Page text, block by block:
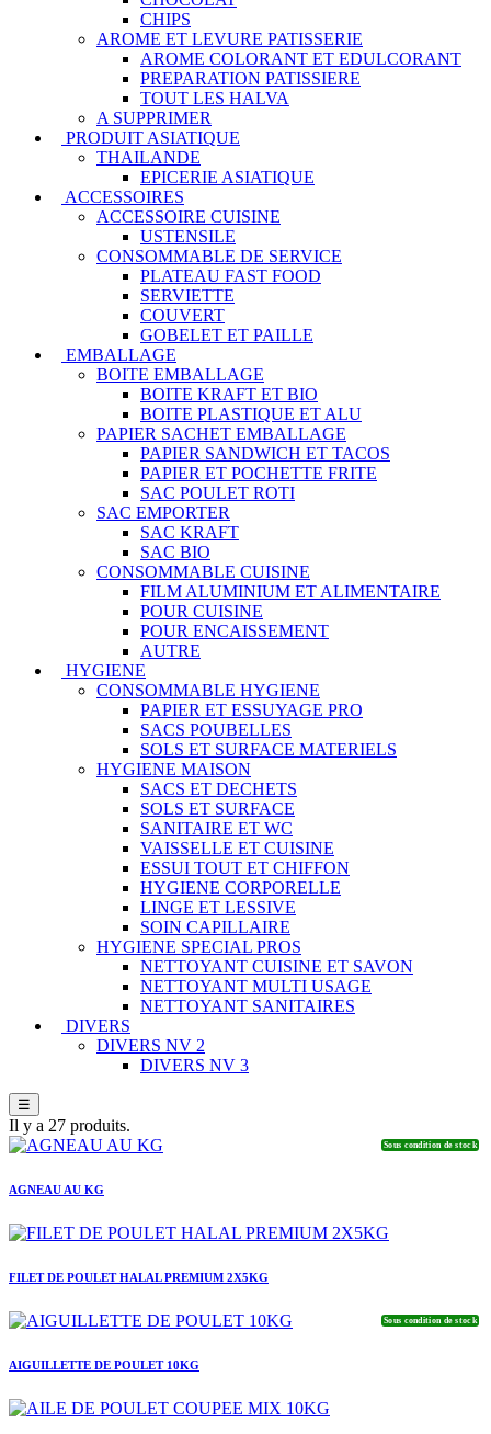
CHIPS
AROME ET LEVURE PATISSERIE
AROME COLORANT ET EDULCORANT
PREPARATION PATISSIERE
TOUT LES HALVA
A SUPPRIMER
PRODUIT ASIATIQUE
THAILANDE
EPICERIE ASIATIQUE
ACCESSOIRES
ACCESSOIRE CUISINE
USTENSILE
CONSOMMABLE DE SERVICE
PLATEAU FAST FOOD
SERVIETTE
COUVERT
GOBELET ET PAILLE
EMBALLAGE
BOITE EMBALLAGE
BOITE KRAFT ET BIO
BOITE PLASTIQUE ET ALU
PAPIER SACHET EMBALLAGE
PAPIER SANDWICH ET TACOS
PAPIER ET POCHETTE FRITE
SAC POULET ROTI
SAC EMPORTER
SAC KRAFT
SAC BIO
CONSOMMABLE CUISINE
FILM ALUMINIUM ET ALIMENTAIRE
POUR CUISINE
POUR ENCAISSEMENT
AUTRE
HYGIENE
CONSOMMABLE HYGIENE
PAPIER ET ESSUYAGE PRO
SACS POUBELLES
SOLS ET SURFACE MATERIELS
HYGIENE MAISON
SACS ET DECHETS
SOLS ET SURFACE
SANITAIRE ET WC
VAISSELLE ET CUISINE
ESSUI TOUT ET CHIFFON
HYGIENE CORPORELLE
LINGE ET LESSIVE
SOIN CAPILLAIRE
HYGIENE SPECIAL PROS
NETTOYANT CUISINE ET SAVON
NETTOYANT MULTI USAGE
NETTOYANT SANITAIRES
DIVERS
DIVERS NV 2
DIVERS NV 3
☰
Il y a 27 produits.
Sous condition de stock
AGNEAU AU KG
FILET DE POULET HALAL PREMIUM 2X5KG
Sous condition de stock
AIGUILLETTE DE POULET 10KG